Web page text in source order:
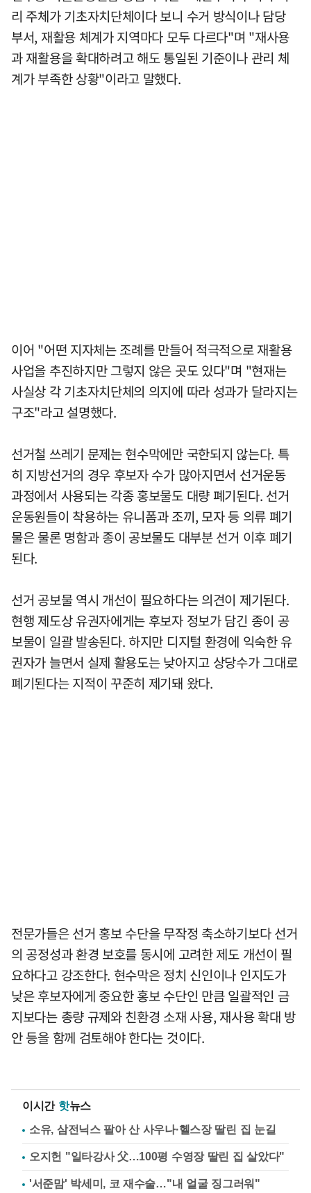
리 주체가 기초자치단체이다 보니 수거 방식이나 담당
부서, 재활용 체계가 지역마다 모두 다르다"며 "재사용
과 재활용을 확대하려고 해도 통일된 기준이나 관리 체
계가 부족한 상황"이라고 말했다.
이어 "어떤 지자체는 조례를 만들어 적극적으로 재활용
사업을 추진하지만 그렇지 않은 곳도 있다"며 "현재는
사실상 각 기초자치단체의 의지에 따라 성과가 달라지는
구조"라고 설명했다.
선거철 쓰레기 문제는 현수막에만 국한되지 않는다. 특
히 지방선거의 경우 후보자 수가 많아지면서 선거운동
과정에서 사용되는 각종 홍보물도 대량 폐기된다. 선거
운동원들이 착용하는 유니폼과 조끼, 모자 등 의류 폐기
물은 물론 명함과 종이 공보물도 대부분 선거 이후 폐기
된다.
선거 공보물 역시 개선이 필요하다는 의견이 제기된다.
현행 제도상 유권자에게는 후보자 정보가 담긴 종이 공
보물이 일괄 발송된다. 하지만 디지털 환경에 익숙한 유
권자가 늘면서 실제 활용도는 낮아지고 상당수가 그대로
폐기된다는 지적이 꾸준히 제기돼 왔다.
전문가들은 선거 홍보 수단을 무작정 축소하기보다 선거
의 공정성과 환경 보호를 동시에 고려한 제도 개선이 필
요하다고 강조한다. 현수막은 정치 신인이나 인지도가
낮은 후보자에게 중요한 홍보 수단인 만큼 일괄적인 금
지보다는 총량 규제와 친환경 소재 사용, 재사용 확대 방
안 등을 함께 검토해야 한다는 것이다.
이시간 핫뉴스
소유, 삼전닉스 팔아 산 사우나·헬스장 딸린 집 눈길
오지헌 "일타강사 父…100평 수영장 딸린 집 살았다"
'서준맘' 박세미, 코 재수술…"내 얼굴 징그러워"